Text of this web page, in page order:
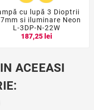
cu lupă 3 Dioptrii
si iluminare Neon
L-3DP-N-22W
187,25 lei
ACEEASI